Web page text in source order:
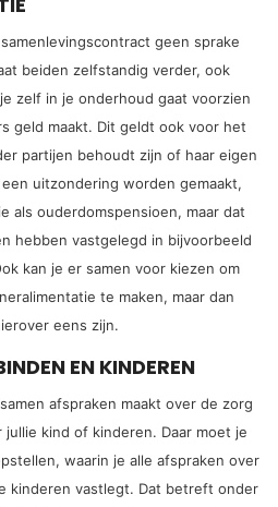
geen sprake
beiden zelfstandig verder, ook
zelf in je onderhoud gaat voorzien
geld maakt. Dit geldt ook voor het
partijen behoudt zijn of haar eigen
uitzondering worden gemaakt,
als ouderdomspensioen, maar dat
hebben vastgelegd in bijvoorbeeld
kan je er samen voor kiezen om
te maken, maar dan
eens zijn.
EN KINDEREN
afspraken maakt over de zorg
kind of kinderen. Daar moet je
waarin je alle afspraken over
kinderen vastlegt. Dat betreft onder